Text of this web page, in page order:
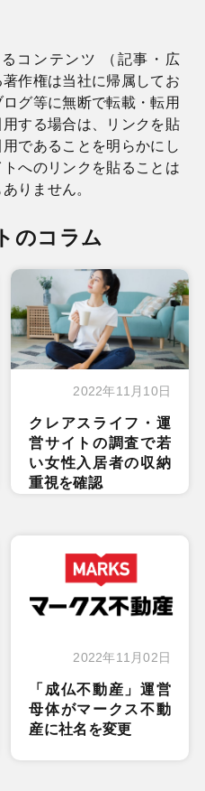
コンテンツ （記事・広
作権は当社に帰属してお
グ等に無断で転載・転用
する場合は、リンクを貼
であることを明らかにし
へのリンクを貼ることは
りません。
のコラム
2022年11月10日
クレアスライフ・運
営サイトの調査で若
い女性入居者の収納
重視を確認
2022年11月02日
「成仏不動産」運営
母体がマークス不動
産に社名を変更